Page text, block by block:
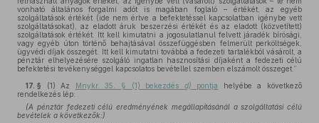
vonható általános forgalmi adót is magában foglaló – értékét, az egyéb
szolgáltatások értékét (ide nem értve a befektetéssel kapcsolatban igénybe vett
szolgáltatásokat), az eladott áruk beszerzési értékét és az eladott (közvetített)
szolgáltatások értékét. Itt kell kimutatni a jogosulatlanul felvett járadék bírósági,
vagy egyéb úton történő behajtásával összefüggésben felmerült perköltségek,
ügyvédi díjak összegét. Itt kell kimutatni továbbá a fedezeti tartalékból vásárolt, a
pénztár elhelyezésére szolgáló ingatlan hasznosítási díjaként a fedezeti célú
befektetési tevékenységgel kapcsolatos bevétellel szemben elszámolt összeget.”
17. § (1) Az Mnykr. 35. § (1) bekezdés d) pontja
helyébe a következő
rendelkezés lép:
(A pénztár fedezeti célú eredményének megállapításánál a szolgáltatási célú
bevételek a következők:)